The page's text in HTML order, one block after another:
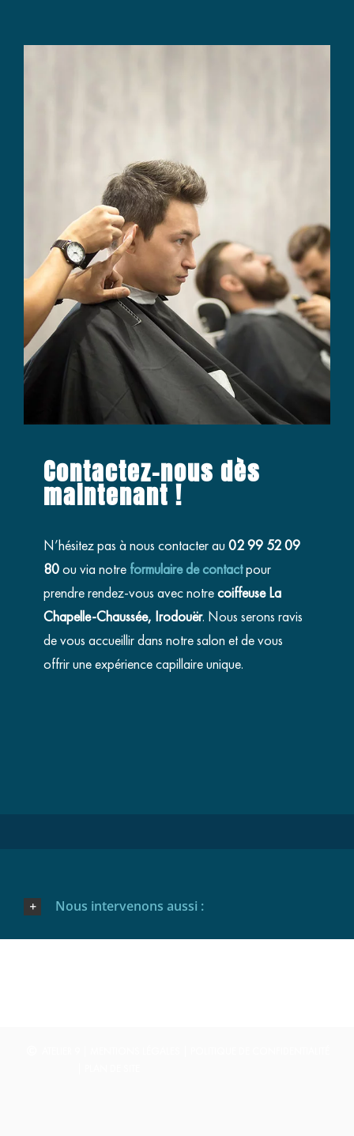
Contactez-nous dès
maintenant !
N’hésitez pas à nous contacter au 02 99 52 09
80ou via notre formulaire de contactpour
prendre rendez-vous avec notrecoiffeuse La
Chapelle-Chaussée, Irodouër. Nous serons ravis
de vous accueillir dans notre salon et de vous
offrir une expérience capillaire unique.
Nous intervenons aussi :